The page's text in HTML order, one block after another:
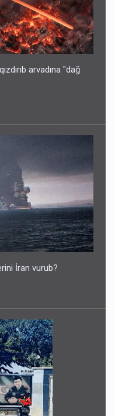
arvadına "dağ
İran vurub?